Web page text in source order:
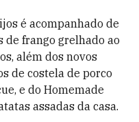
é acompanhado de
de frango grelhado ao
além dos novos
de costela de porco
e do Homemade
assadas da casa.